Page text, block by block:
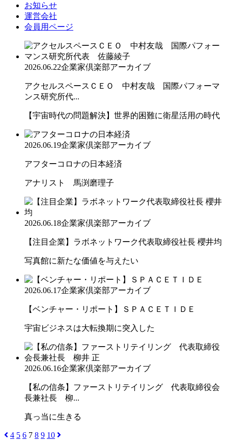
お知らせ
運営会社
会員用ページ
2026.06.22企業家倶楽部アーカイブ
アクセルスペースＣＥＯ 中村友哉 国際パフォーマ
ンス研究所代...
【宇宙時代の問題解決】世界的困難に衛星活用の時代
2026.06.19企業家倶楽部アーカイブ
アフターコロナの日本経済
アナリスト 馬渕磨理子
2026.06.18企業家倶楽部アーカイブ
【注目企業】ラボネットワーク代表取締役社長 櫻井均
写真館に新たな価値を与えたい
2026.06.17企業家倶楽部アーカイブ
【ベンチャー・リポート】ＳＰＡＣＥＴＩＤＥ
宇宙ビジネスは大転換期に突入した
2026.06.16企業家倶楽部アーカイブ
【私の信条】ファーストリテイリング 代表取締役会
長兼社長 柳...
真っ当に生きる
4 5 6 7 8 9 10